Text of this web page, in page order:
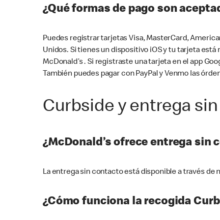
¿Qué formas de pago son
Puedes registrar tarjetas Visa, MasterCard,
Unidos. Si tienes un dispositivo iOS y tu tarjeta
McDonald’s . Si registraste una tarjeta en el app
También puedes pagar con PayPal y Venmo las
Curbside y entrega
¿McDonald’s ofrece entrega sin
La entrega sin contacto está disponible a través
¿Cómo funciona la recogida